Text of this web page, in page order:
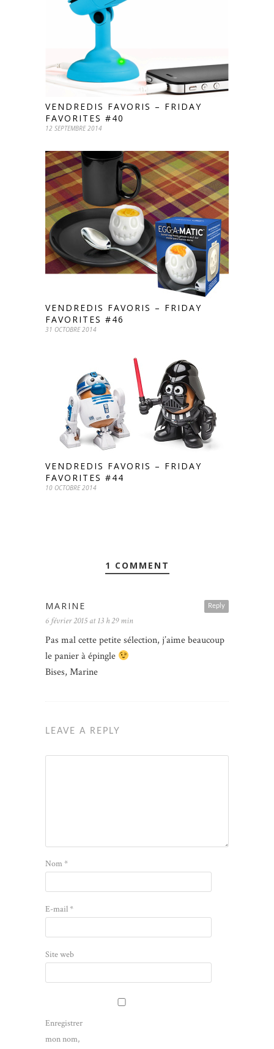
VENDREDIS FAVORIS – FRIDAY
FAVORITES #40
12 SEPTEMBRE 2014
VENDREDIS FAVORIS – FRIDAY
FAVORITES #46
31 OCTOBRE 2014
VENDREDIS FAVORIS – FRIDAY
FAVORITES #44
10 OCTOBRE 2014
1 COMMENT
Reply
MARINE
6 février 2015 at 13 h 29 min
Pas mal cette petite sélection, j’aime beaucoup
le panier à épingle
Bises, Marine
LEAVE A REPLY
Nom*
E-mail*
Site web
Enregistrer
mon nom,